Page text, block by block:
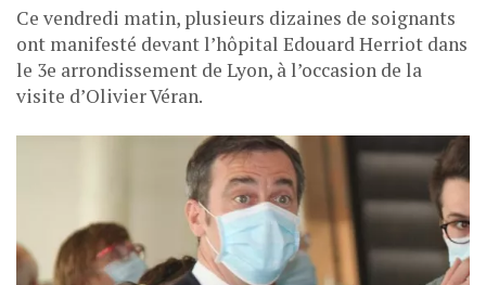
Ce vendredi matin, plusieurs dizaines de soignants
ont manifesté devant l’hôpital Edouard Herriot dans
le 3e arrondissement de Lyon, à l’occasion de la
visite d’Olivier Véran.